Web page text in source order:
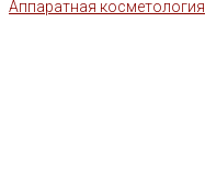
Аппаратная косметология